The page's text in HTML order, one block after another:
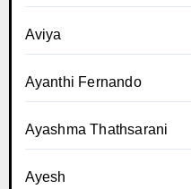
Aviya
Ayanthi Fernando
Ayashma Thathsarani
Ayesh